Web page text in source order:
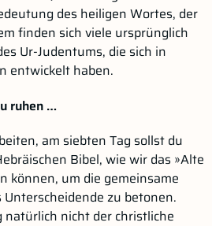
des heiligen Wortes, der
finden sich viele ursprünglich
Ur-Judentums, die sich in
entwickelt haben.
ruhen …
am siebten Tag sollst du
Bibel, wie wir das »Alte
können, um die gemeinsame
zu betonen.
natürlich nicht der christliche